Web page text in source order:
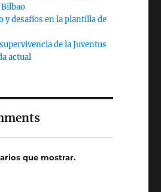
y desafíos en la plantilla de
de la Juventus
actual
que mostrar.